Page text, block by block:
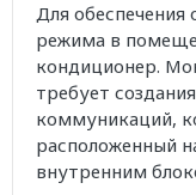
Для обеспечения
режима в
кондиционер.
требует
коммуникаций,
расположенный
внутренним